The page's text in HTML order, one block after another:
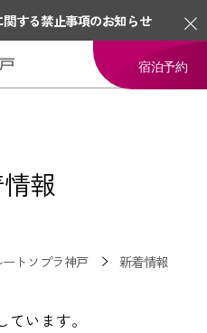
する禁止事項のお知らせ
宿泊予約
報
トソプラ神戸 新着情報
います。